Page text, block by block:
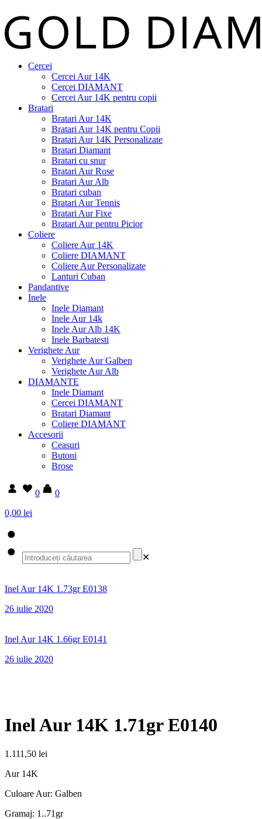
Cercei
Cercei Aur 14K
Cercei DIAMANT
Cercei Aur 14K pentru copii
Bratari
Bratari Aur 14K
Bratari Aur 14K pentru Copii
Bratari Aur 14K Personalizate
Bratari Diamant
Bratari cu snur
Bratari Aur Rose
Bratari Aur Alb
Bratari cuban
Bratari Aur Tennis
Bratari Aur Fixe
Bratari Aur pentru Picior
Coliere
Coliere Aur 14K
Coliere DIAMANT
Coliere Aur Personalizate
Lanturi Cuban
Pandantive
Inele
Inele Diamant
Inele Aur 14k
Inele Aur Alb 14K
Inele Barbatesti
Verighete Aur
Verighete Aur Galben
Verighete Aur Alb
DIAMANTE
Inele Diamant
Cercei DIAMANT
Bratari Diamant
Coliere DIAMANT
Accesorii
Ceasuri
Butoni
Brose
0
0
0,00 lei
✕
Inel Aur 14K 1.73gr E0138
26 iulie 2020
Inel Aur 14K 1.66gr E0141
26 iulie 2020
Inel Aur 14K 1.71gr E0140
1.111,50 lei
Aur 14K
Culoare Aur: Galben
Gramaj: 1..71gr